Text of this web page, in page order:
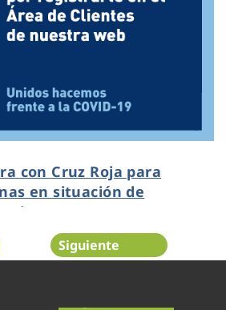
con Cruz Roja para
en situación de
la COVID-19
Siguiente